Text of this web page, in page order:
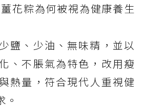
花粽為何被視為健康養生
鹽、少油、無味精，並以
、不脹氣為特色，改用瘦
熱量，符合現代人重視健
。